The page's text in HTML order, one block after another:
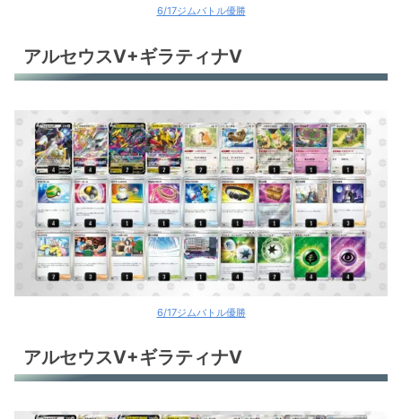
6/17ジムバトル優勝
アルセウスV+ギラティナV
6/17ジムバトル優勝
アルセウスV+ギラティナV